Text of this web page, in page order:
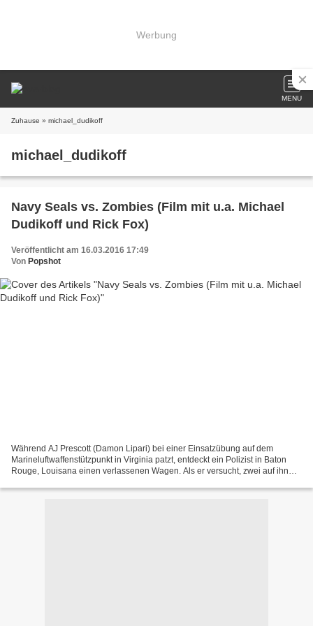
Werbung
MENU
Zuhause » michael_dudikoff
michael_dudikoff
Navy Seals vs. Zombies (Film mit u.a. Michael
Dudikoff und Rick Fox)
Veröffentlicht am 16.03.2016 17:49
Von Popshot
Während AJ Prescott (Damon Lipari) bei einer Einsatzübung auf dem
Marineluftwaffenstützpunkt in Virginia patzt, entdeckt ein Polizist in Baton
Rouge, Louisana einen verlassenen Wagen. Als er versucht, zwei auf ihn